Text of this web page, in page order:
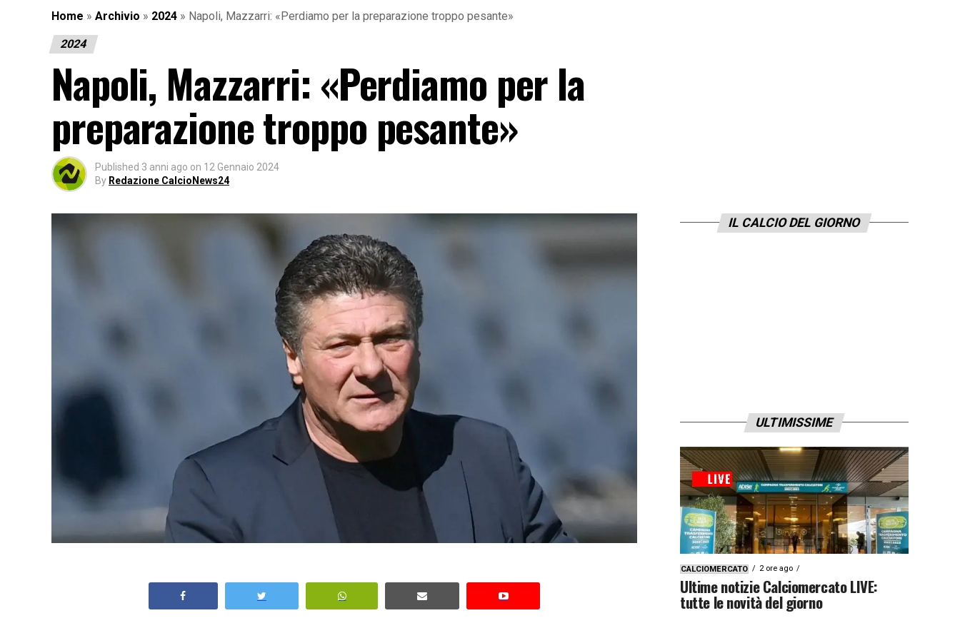
Home » Archivio » 2024 » Napoli, Mazzarri: «Perdiamo per la preparazione troppo pesante»
2024
Napoli, Mazzarri: «Perdiamo per la
preparazione troppo pesante»
Published 3 anni ago on 12 Gennaio 2024
By Redazione CalcioNews24
IL CALCIO DEL GIORNO
ULTIMISSIME
CALCIOMERCATO 2 ore ago
Ultime notizie Calciomercato LIVE:
tutte le novità del giorno